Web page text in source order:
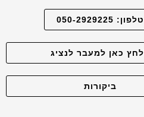
טלפון: 050-2929225
לחץ כאן למעבר לנציג
ביקורות